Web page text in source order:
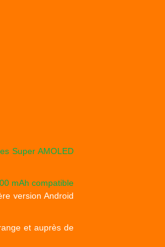
Super AMOLED
mAh compatible
version Android
et auprès de